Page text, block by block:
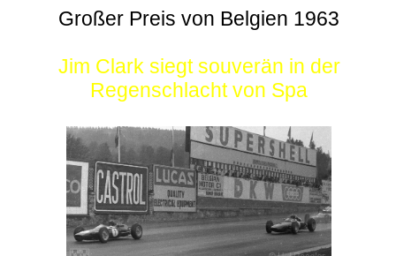
Großer Preis von Belgien 1963
Jim Clark siegt souverän in der
Regenschlacht von Spa